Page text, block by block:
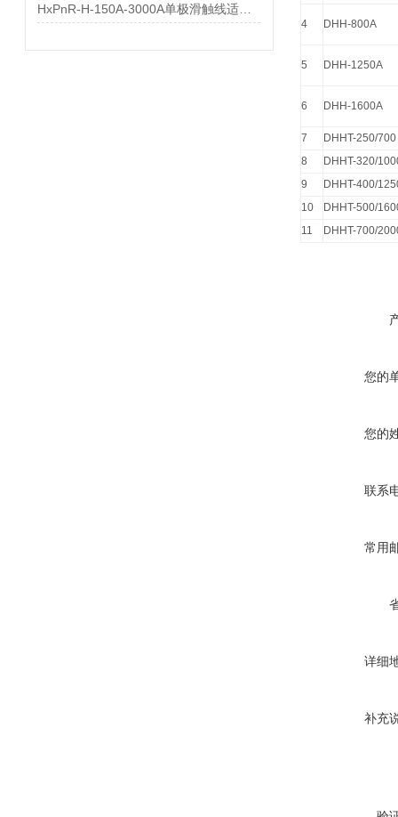
4 DHH-800A
5 DHH-1250A
6 DHH-1600A
7
DHHT-250/700
8
DHHT-320/
9
DHHT-400/
10
DHHT-500/
11
DHHT-700/
您的
您的
联系
常用
详细
补充